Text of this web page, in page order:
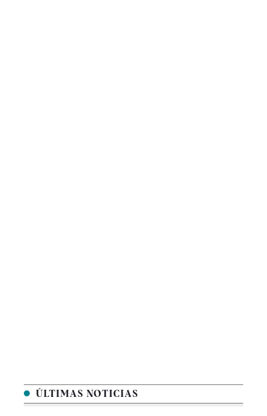
ÚLTIMAS NOTICIAS